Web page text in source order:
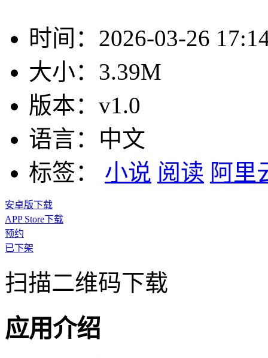
时间： 2026-03-26
大小： 3.39M
版本： v1.0
语言： 中文
标签：
小说 阅读 阿里
安卓版下载
APP Store下载
预约
已下架
扫描二维码下载
应用介绍